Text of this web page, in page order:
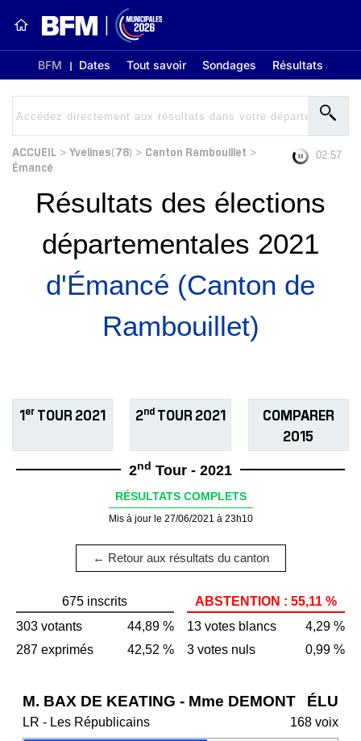
BFM Dates Tout savoir Sondages Résultats
ACCUEIL > Yvelines(78) > Canton Rambouillet >
Émancé
02:56
Résultats des élections
départementales 2021
d'Émancé (Canton de
Rambouillet)
1er TOUR 2021 2ndTOUR 2021
COMPARER
2015
2nd Tour - 2021
RÉSULTATS COMPLETS
Mis à jour le 27/06/2021 à 23h10
← Retour aux résultats du canton
675 inscrits
303 votants
44,89 %
287 exprimés
42,52 %
ABSTENTION : 55,11 %
13 votes blancs
4,29 %
3 votes nuls
0,99 %
M. BAX DE KEATING - Mme DEMONT ÉLU
LR - Les Républicains 168 voix